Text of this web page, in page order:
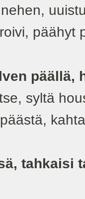
päähyt
päällä,
syltä
tahkaisi